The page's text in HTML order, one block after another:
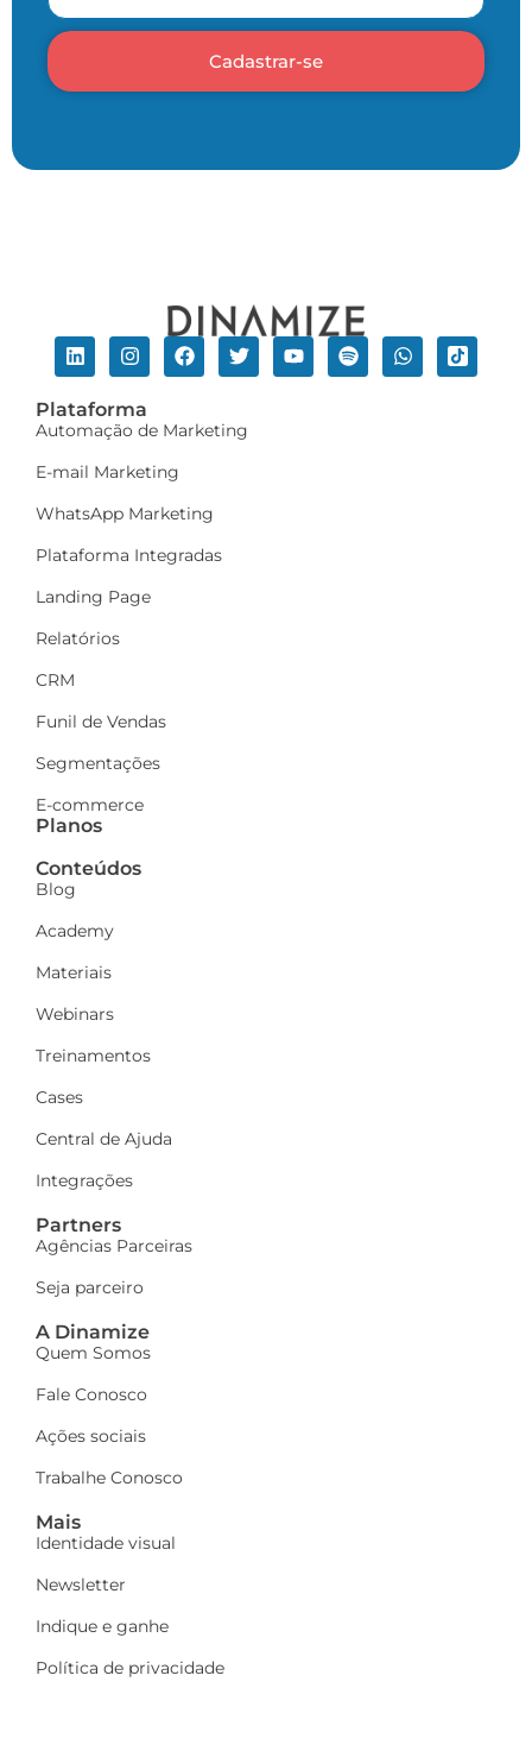
Cadastrar-se
Plataforma
Automação de Marketing
E-mail Marketing
WhatsApp Marketing
Plataforma Integradas
Landing Page
Relatórios
CRM
Funil de Vendas
Segmentações
E-commerce
Planos
Conteúdos
Blog
Academy
Materiais
Webinars
Treinamentos
Cases
Central de Ajuda
Integrações
Partners
Agências Parceiras
Seja parceiro
A Dinamize
Quem Somos
Fale Conosco
Ações sociais
Trabalhe Conosco
Mais
Identidade visual
Newsletter
Indique e ganhe
Política de privacidade